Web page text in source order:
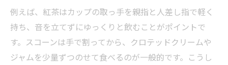
例えば、紅茶はカップの取っ手を親指と人差し指で軽く
持ち、音を立てずにゆっくりと飲むことがポイントで
す。スコーンは手で割ってから、クロテッドクリームや
ジャムを少量ずつのせて食べるのが一般的です。こうし